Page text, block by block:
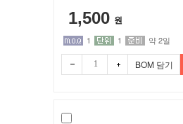
빼기 더하
1,500 원
1 1 약 2일
BOM 담기